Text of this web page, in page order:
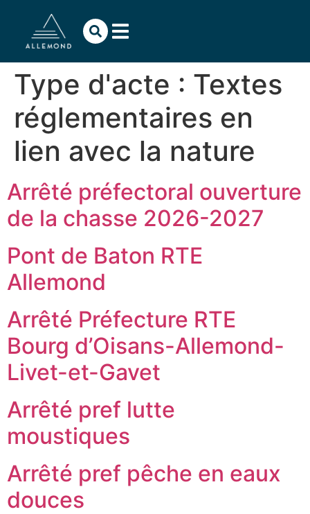
Type d'acte : Textes
réglementaires en
lien avec la nature
Arrêté préfectoral ouverture
de la chasse 2026-2027
Pont de Baton RTE
Allemond
Arrêté Préfecture RTE
Bourg d’Oisans-Allemond-
Livet-et-Gavet
Arrêté pref lutte
moustiques
Arrêté pref pêche en eaux
douces